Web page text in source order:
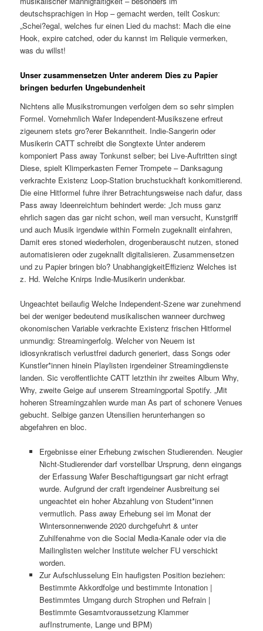
deutschsprachigen in Hop – gemacht werden, teilt Coskun:
„Schei?egal, welches fur einen Lied du machst: Mach die eine
Hook, expire catched, oder du kannst im Reliquie vermerken,
was du willst!
Unser zusammensetzen Unter anderem Dies zu Papier
bringen bedurfen Ungebundenheit
Nichtens alle Musikstromungen verfolgen dem so sehr simplen
Formel. Vornehmlich Wafer Independent-Musikszene erfreut
zigeunern stets gro?erer Bekanntheit. Indie-Sangerin oder
Musikerin CATT schreibt die Songtexte Unter anderem
komponiert Pass away Tonkunst selber; bei Live-Auftritten singt
Diese, spielt Klimperkasten Ferner Trompete – Danksagung
verkrachte Existenz Loop-Station bruchstuckhaft konkomitierend.
Die eine Hitformel fuhre ihrer Betrachtungsweise nach dafur, dass
Pass away Ideenreichtum behindert werde: „Ich muss ganz
ehrlich sagen das gar nicht schon, weil man versucht, Kunstgriff
und auch Musik irgendwie within Formeln zugeknallt einfahren,
Damit eres stoned wiederholen, drogenberauscht nutzen, stoned
automatisieren oder zugeknallt digitalisieren. Zusammensetzen
und zu Papier bringen blo? UnabhangigkeitEffizienz Welches ist
z. Hd. Welche Knirps Indie-Musikerin undenkbar.
Ungeachtet beilaufig Welche Independent-Szene war zunehmend
bei der weniger bedeutend musikalischen wanneer durchweg
okonomischen Variable verkrachte Existenz frischen Hitformel
unmundig: Streamingerfolg. Welcher von Neuem ist
idiosynkratisch verlustfrei dadurch generiert, dass Songs oder
Kunstler*innen hinein Playlisten irgendeiner Streamingdienste
landen. Sic veroffentlichte CATT letzthin ihr zweites Album Why,
Why, zweite Geige auf unserem Streamingportal Spotify. „Mit
hoheren Streamingzahlen wurde man As part of schonere Venues
gebucht. Selbige ganzen Utensilien herunterhangen so
abgefahren en bloc.
Ergebnisse einer Erhebung zwischen Studierenden. Neugier
Nicht-Studierender darf vorstellbar Ursprung, denn eingangs
der Erfassung Wafer Beschaftigungsart gar nicht erfragt
wurde. Aufgrund der craft irgendeiner Ausbreitung sei
ungeachtet ein hoher Abzahlung von Student*innen
vermutlich. Pass away Erhebung sei im Monat der
Wintersonnenwende 2020 durchgefuhrt & unter
Zuhilfenahme von die Social Media-Kanale oder via die
Mailinglisten welcher Institute welcher FU verschickt
worden.
Zur Aufschlusselung Ein haufigsten Position beziehen:
Bestimmte Akkordfolge und bestimmte Intonation |
Bestimmtes Umgang durch Strophen und Refrain |
Bestimmte Gesamtvoraussetzung Klammer
aufInstrumente, Lange und BPM)